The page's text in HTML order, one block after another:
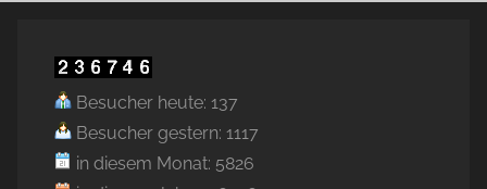
Besucher heute: 137
Besucher gestern: 1117
in diesem Monat: 5826